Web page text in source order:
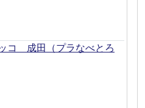
コ 成田（プラなべとろ